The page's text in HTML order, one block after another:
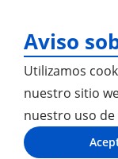
Aviso
Utilizamos
nuestro sitio
nuestro uso de
Inicio ESPEJO